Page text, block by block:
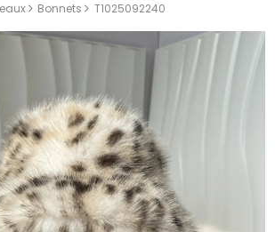
Bonnets T1025092240